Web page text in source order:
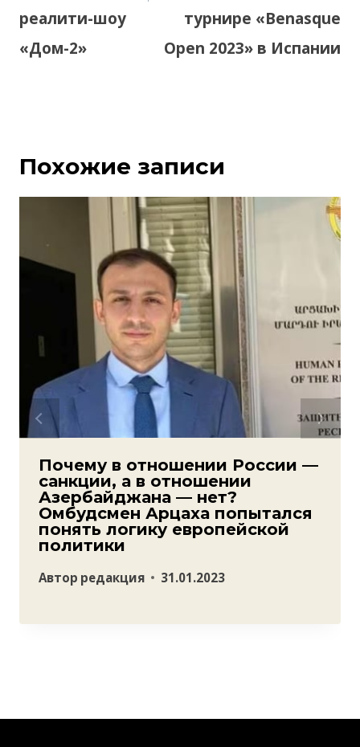
реалити-шоу
«Дом-2»
турнире «Benasque
Open 2023» в Испании
Похожие записи
Почему в отношении России —
санкции, а в отношении
Азербайджана — нет?
Омбудсмен Арцаха попытался
понять логику европейской
политики
Автор редакция 31.01.2023